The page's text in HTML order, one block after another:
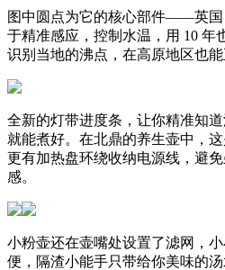
图中圆点为它的核心部件——英国
于精准感应，控制水温，用 10 年
识别当地的沸点，在高原地区也能
全新的灯带进度条，让你精准知
就能煮好。在北鼎的养生壶中，
更有加热盘环绕收纳电源线，避
感。
小粉壶还在壶嘴处设置了滤网，
便，隔渣小能手只带给你美味的汤